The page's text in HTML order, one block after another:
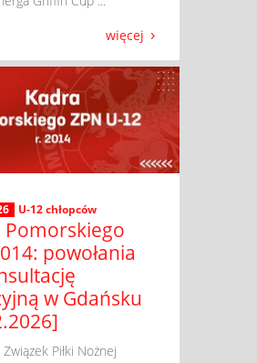
więcej
U-12 chłopców
Pomorskiego
powołania
w Gdańsku
Piłki Nożnej